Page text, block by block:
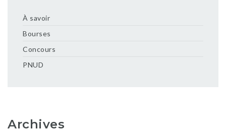
À savoir
Bourses
Concours
PNUD
Archives